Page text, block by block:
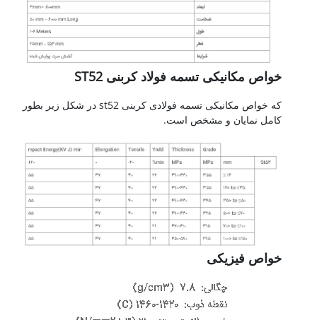
خواص مکانیکی تسمه فولاد کربنی ST52
که خواص مکانیکی تسمه فولادی کربنی st52 در شکل زیر بطور
کامل نمایان و مشخص است.
خواص فیزیکی